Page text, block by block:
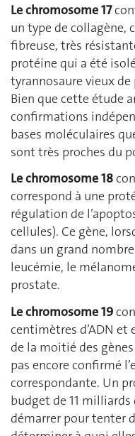
Le chromosome 17
un type de collagène,
fibreuse, très
protéine qui a été
tyrannosaure vieux de
Bien que cette étude
confirmations
bases moléculaires
sont très proches du
Le chromosome 18
correspond à une
régulation de
cellules). Ce gène,
dans un grand
leucémie, le
prostate.
Le chromosome 19
centimètres d’ADN et
de la moitié des
pas encore confirmé
correspondante. Un
budget de 11
démarrer pour tenter